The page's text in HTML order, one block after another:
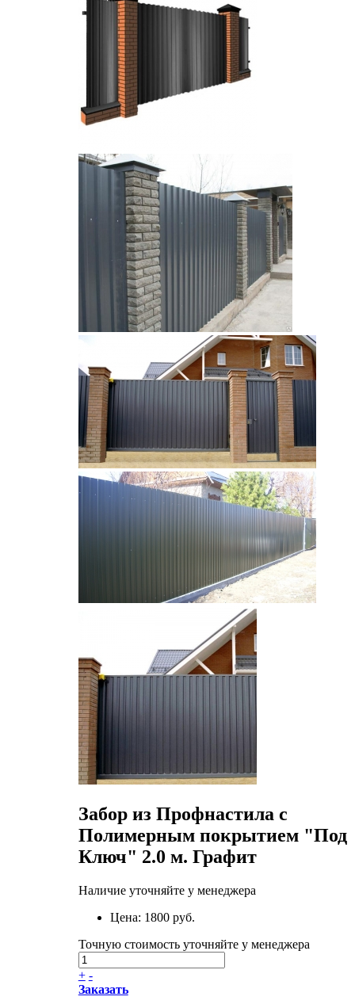
Забор из Профнастила с
Полимерным покрытием "Под
Ключ" 2.0 м. Графит
Наличие уточняйте у менеджера
Цена: 1800 руб.
Точную стоимость уточняйте у менеджера
+ -
Заказать